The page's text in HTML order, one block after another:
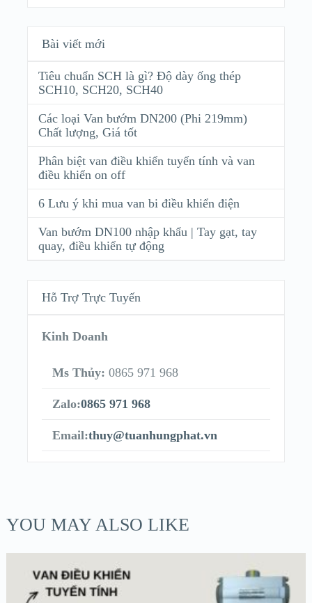
Bài viết mới
Tiêu chuẩn SCH là gì? Độ dày ống thép
SCH10, SCH20, SCH40
Các loại Van bướm DN200 (Phi 219mm)
Chất lượng, Giá tốt
Phân biệt van điều khiển tuyến tính và van
điều khiển on off
6 Lưu ý khi mua van bi điều khiển điện
Van bướm DN100 nhập khẩu | Tay gạt, tay
quay, điều khiển tự động
Hỗ Trợ Trực Tuyến
Kinh Doanh
Ms Thủy: 0865 971 968
Zalo:0865 971 968
Email:thuy@tuanhungphat.vn
YOU MAY ALSO LIKE